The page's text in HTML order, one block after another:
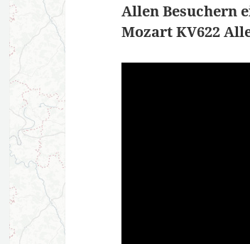
Allen Besuchern
Mozart KV622